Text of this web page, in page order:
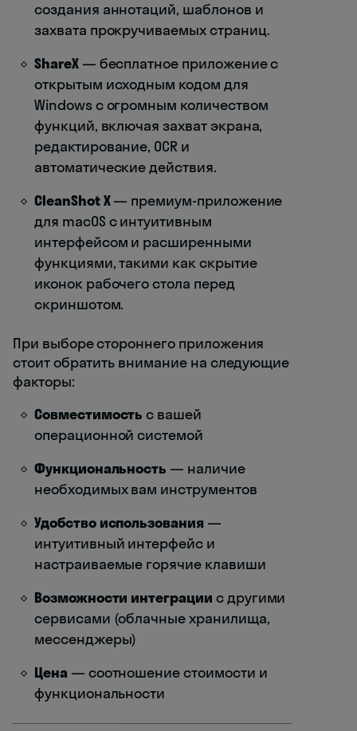
создания аннотаций, шаблонов и
захвата прокручиваемых страниц.
ShareX— бесплатное приложение с
открытым исходным кодом для
Windows с огромным количеством
функций, включая захват экрана,
редактирование, OCR и
автоматические действия.
CleanShot X— премиум-приложение
для macOS с интуитивным
интерфейсом и расширенными
функциями, такими как скрытие
иконок рабочего стола перед
скриншотом.
При выборе стороннего приложения
стоит обратить внимание на следующие
факторы:
Совместимость с вашей
операционной системой
Функциональность — наличие
необходимых вам инструментов
Удобство использования —
интуитивный интерфейс и
настраиваемые горячие клавиши
Возможности интеграции с другими
сервисами (облачные хранилища,
мессенджеры)
Цена — соотношение стоимости и
функциональности